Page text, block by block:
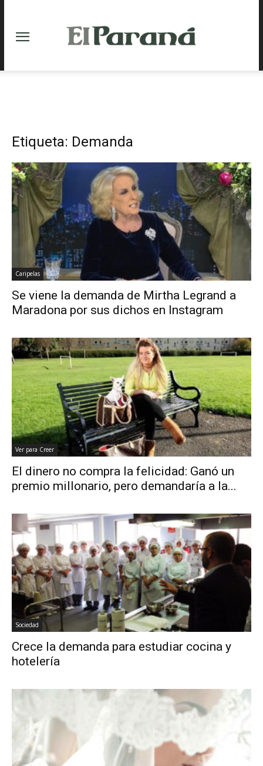
Etiqueta: Demanda
Caripelas
Se viene la demanda de Mirtha Legrand a
Maradona por sus dichos en Instagram
Ver para Creer
El dinero no compra la felicidad: Ganó un
premio millonario, pero demandaría a la...
Sociedad
Crece la demanda para estudiar cocina y
hotelería